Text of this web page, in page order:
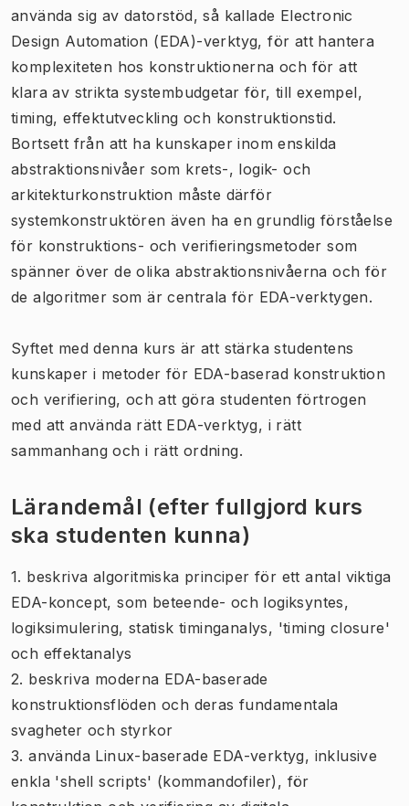
använda sig av datorstöd, så kallade Electronic
Design Automation (EDA)-verktyg, för att hantera
komplexiteten hos konstruktionerna och för att
klara av strikta systembudgetar för, till exempel,
timing, effektutveckling och konstruktionstid.
Bortsett från att ha kunskaper inom enskilda
abstraktionsnivåer som krets-, logik- och
arkitekturkonstruktion måste därför
systemkonstruktören även ha en grundlig förståelse
för konstruktions- och verifieringsmetoder som
spänner över de olika abstraktionsnivåerna och för
de algoritmer som är centrala för EDA-verktygen.
Syftet med denna kurs är att stärka studentens
kunskaper i metoder för EDA-baserad konstruktion
och verifiering, och att göra studenten förtrogen
med att använda rätt EDA-verktyg, i rätt
sammanhang och i rätt ordning.
Lärandemål (efter fullgjord kurs
ska studenten kunna)
1. beskriva algoritmiska principer för ett antal viktiga
EDA-koncept, som beteende- och logiksyntes,
logiksimulering, statisk timinganalys, 'timing closure'
och effektanalys
2. beskriva moderna EDA-baserade
konstruktionsflöden och deras fundamentala
svagheter och styrkor
3. använda Linux-baserade EDA-verktyg, inklusive
enkla 'shell scripts' (kommandofiler), för